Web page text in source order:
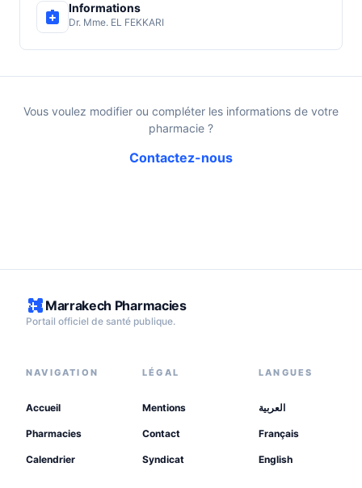
Informations
Dr. Mme. EL FEKKARI
Vous voulez modifier ou compléter les informations de votre
pharmacie ?
Contactez-nous
Marrakech Pharmacies
Portail officiel de santé publique.
NAVIGATION
Accueil
Pharmacies
Calendrier
LÉGAL
Mentions
Contact
Syndicat
LANGUES
العربية
Français
English